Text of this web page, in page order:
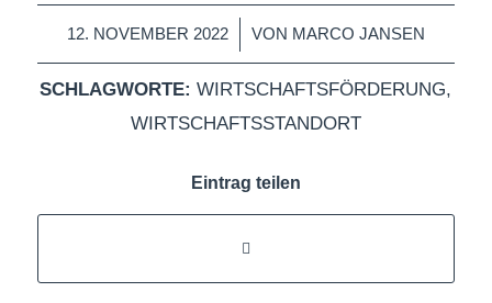
12. NOVEMBER 2022
/ VON MARCO JANSEN
SCHLAGWORTE: WIRTSCHAFTSFÖRDERUNG,
WIRTSCHAFTSSTANDORT
Eintrag teilen